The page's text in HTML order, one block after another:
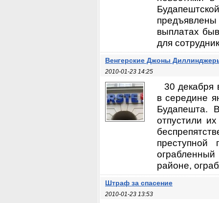
выплатах
для
Венгерские Джоны
2010-01-23 14:25
30 декабря
в середине
Будапешта.
отпустили
районе,
Штраф за спасение
2010-01-23 13:53